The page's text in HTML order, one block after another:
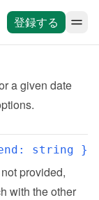
登録する
a given date
string }
provided,
with the other